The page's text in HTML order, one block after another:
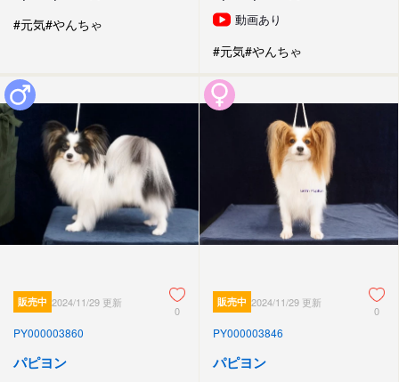
#元気#やんちゃ 動画あり
#元気#やんちゃ
販売中 2024/11/29 更新
0
PY000003860
パピヨン
販売中 2024/11/29 更新
0
PY000003846
パピヨン